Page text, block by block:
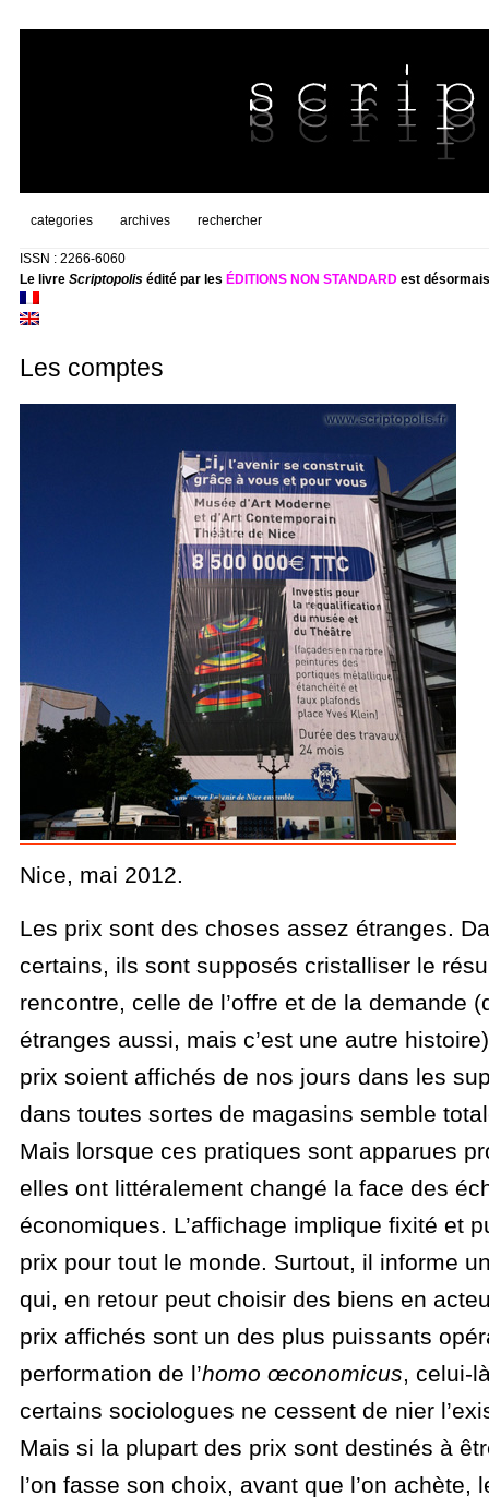
categories archives rechercher
ISSN : 2266-6060
Le livre Scriptopolisédité par les ÉDITIONS NON STANDARDest
Les comptes
Nice, mai 2012.
Les prix sont des choses assez étranges.
certains, ils sont supposés cristalliser le
rencontre, celle de l’offre et de la demande
étranges aussi, mais c’est une autre
prix soient affichés de nos jours dans les
dans toutes sortes de magasins semble
Mais lorsque ces pratiques sont apparues
elles ont littéralement changé la face des
économiques. L’affichage implique fixité et
prix pour tout le monde. Surtout, il informe
qui, en retour peut choisir des biens en
prix affichés sont un des plus puissants
performation de l’homo œconomicus, celui-
certains sociologues ne cessent de nier
Mais si la plupart des prix sont destinés à
l’on fasse son choix, avant que l’on achète,